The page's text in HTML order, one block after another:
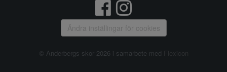
Ändra inställingar för cookies
© Anderbergs skor 2026 i samarbete med Flexicon